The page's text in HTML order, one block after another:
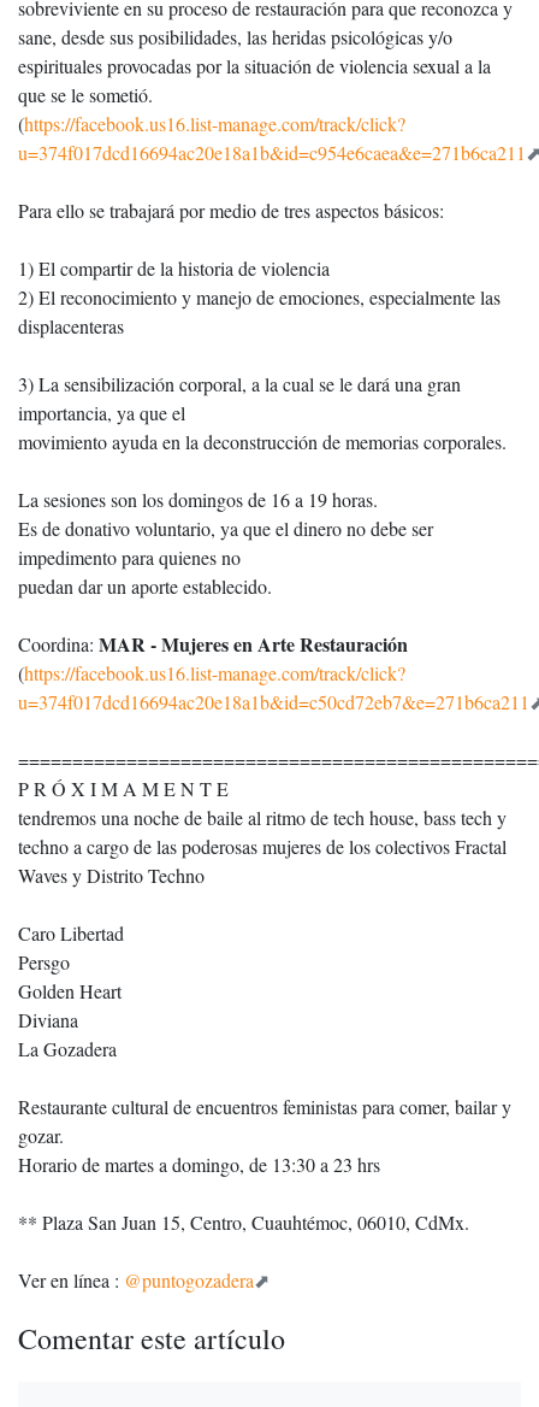
sobreviviente en su proceso de restauración para que reconozca y
sane, desde sus posibilidades, las heridas psicológicas y/o
espirituales provocadas por la situación de violencia sexual a la
que se le sometió.
(https://facebook.us16.list-manage.com/track/click?
u=374f017dcd16694ac20e18a1b&id=c954e6caea&e=271b6ca211
Para ello se trabajará por medio de tres aspectos básicos:
1) El compartir de la historia de violencia
2) El reconocimiento y manejo de emociones, especialmente las
displacenteras
3) La sensibilización corporal, a la cual se le dará una gran
importancia, ya que el
movimiento ayuda en la deconstrucción de memorias corporales.
La sesiones son los domingos de 16 a 19 horas.
Es de donativo voluntario, ya que el dinero no debe ser
impedimento para quienes no
puedan dar un aporte establecido.
Coordina: MAR - Mujeres en Arte Restauración
(https://facebook.us16.list-manage.com/track/click?
u=374f017dcd16694ac20e18a1b&id=c50cd72eb7&e=271b6ca211
P R Ó X I M A M E N T E
tendremos una noche de baile al ritmo de tech house, bass tech y
techno a cargo de las poderosas mujeres de los colectivos Fractal
Waves y Distrito Techno
Caro Libertad
Persgo
Golden Heart
Diviana
La Gozadera
Restaurante cultural de encuentros feministas para comer, bailar y
gozar.
Horario de martes a domingo, de 13:30 a 23 hrs
** Plaza San Juan 15, Centro, Cuauhtémoc, 06010, CdMx.
Ver en línea : @puntogozadera
Comentar este artículo